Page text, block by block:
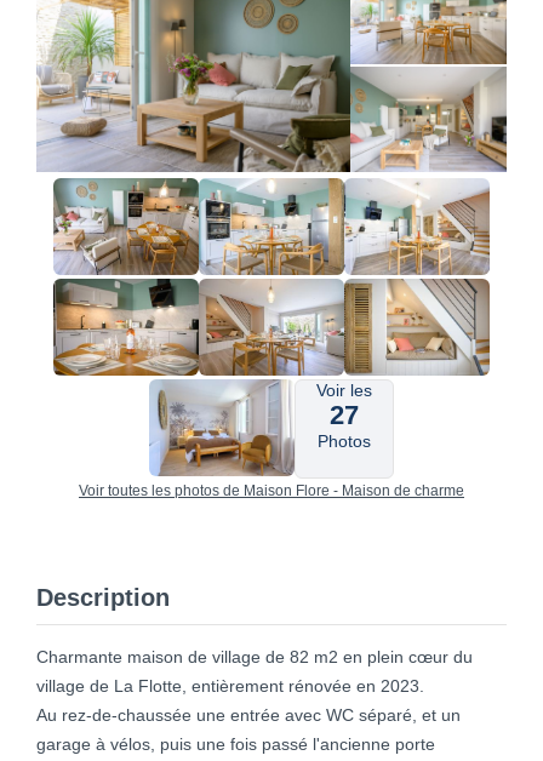
Voir les
27
Photos
Voir toutes les photos de Maison Flore - Maison de charme
Description
Charmante maison de village de 82 m2 en plein cœur du
village de La Flotte, entièrement rénovée en 2023.
Au rez-de-chaussée une entrée avec WC séparé, et un
garage à vélos, puis une fois passé l'ancienne porte